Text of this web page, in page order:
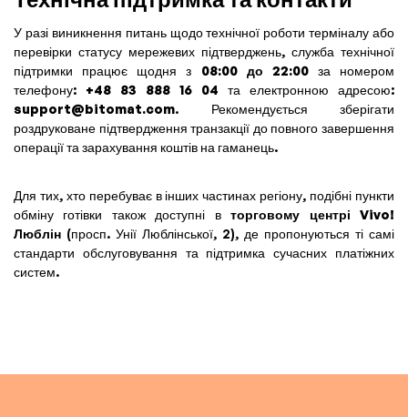
У разі виникнення питань щодо технічної роботи терміналу або
перевірки статусу мережевих підтверджень, служба технічної
підтримки працює щодня з 08:00 до 22:00за номером
телефону: +48 83 888 16 04 та електронною адресою:
support@bitomat.com. Рекомендується зберігати
роздруковане підтвердження транзакції до повного завершення
операції та зарахування коштів на гаманець.
Для тих, хто перебуває в інших частинах регіону, подібні пункти
обміну готівки також доступні вторговому центрі Vivo!
Люблін (просп. Унії Люблінської, 2), де пропонуються ті самі
стандарти обслуговування та підтримка сучасних платіжних
систем.